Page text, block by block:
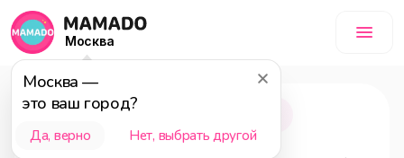
Москва
Москва —
это ваш город?
Да, верно Нет, выбрать другой
Москва